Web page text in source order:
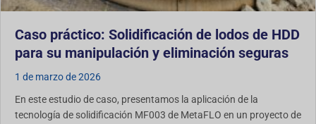
Caso práctico: Solidificación de lodos de HDD
para su manipulación y eliminación seguras
1 de marzo de 2026
En este estudio de caso, presentamos la aplicación de la
tecnología de solidificación MF003 de MetaFLO en un proyecto de